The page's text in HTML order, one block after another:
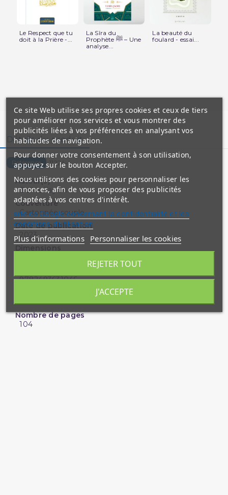
Le Respect que tu
doit à la Prière -...
La Sîra du
Prophète ﷺ – Une
analyse...
La beauté du
foulard - essai...
Détails du produit
Référence 11224-I
Auteur(s)
Belkiz Taylan
Couverture
Cartonnée souple
Date de publication
2023
9782493631046
Francais
Nombre de pages
104
Ce site Web utilise ses propres cookies et ceux de tiers
pour améliorer nos services et vous montrer des
publicités liées à vos préférences en analysant vos
habitudes de navigation.
Pour donner votre consentement à son utilisation,
appuyez sur le bouton Accepter.
Nous utilisons des cookies pour personnaliser les
annonces, afin de vous proposer des publicités
adaptées à vos centres d'intérêt.
site de Google concernant la confidentialité et les
conditions d'utilisation
Plus d'informations Personnaliser les cookies
REJETER TOUT
J'ACCEPTE